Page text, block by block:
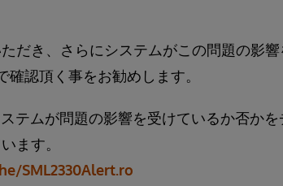
だき、さらにシステムがこの問題の影
認頂く事をお勧めします。
テムが問題の影響を受けているか否か
ます。
SML2330Alert.ro